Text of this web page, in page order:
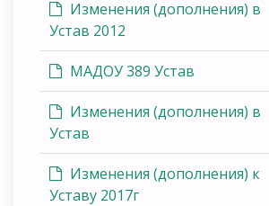
Изменения (дополнения) в
Устав 2012
МАДОУ 389 Устав
Изменения (дополнения) в
Устав
Изменения (дополнения) к
Уставу 2017г